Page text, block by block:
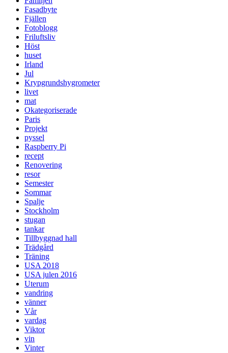
Fasadbyte
Fjällen
Fotoblogg
Friluftsliv
Höst
huset
Irland
Jul
Krypgrundshygrometer
livet
mat
Okategoriserade
Paris
Projekt
pyssel
Raspberry Pi
recept
Renovering
resor
Semester
Sommar
Spalje
Stockholm
stugan
tankar
Tillbyggnad hall
Trädgård
Träning
USA 2018
USA julen 2016
Uterum
vandring
vänner
Vår
vardag
Viktor
vin
Vinter